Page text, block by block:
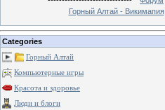
Горный Алтай - Викимапия
Categories
Горный Алтай
Компьютерные игры
Красота и здоровье
Люди и блоги